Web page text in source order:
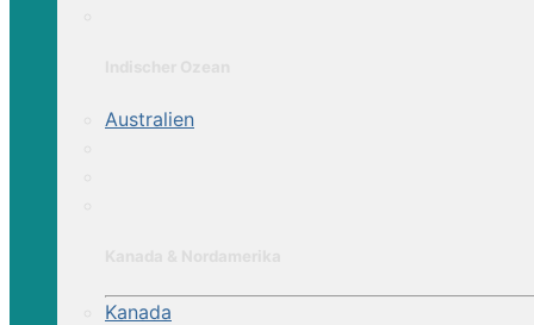
Australien
Kanada